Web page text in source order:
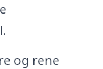
og rene